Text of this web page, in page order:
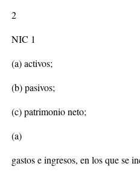
2
NIC 1
(a) activos;
(b) pasivos;
(c) patrimonio neto;
(a)
gastos e ingresos, en los que se